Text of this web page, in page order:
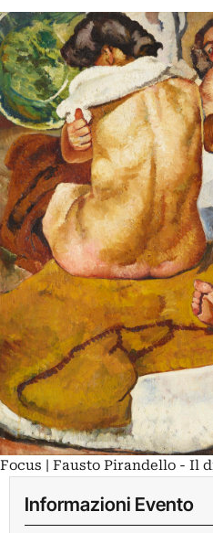
Focus | Fausto Pirandello - Il
Informazioni Evento